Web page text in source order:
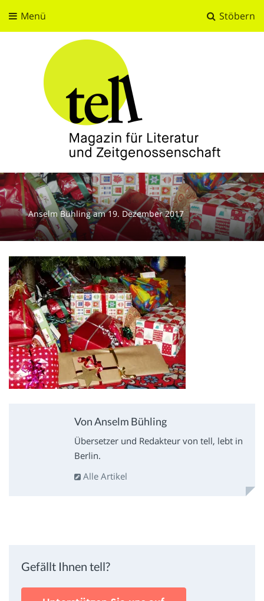
Stöbern
Menü
tell
Magazin für Literatur und Zeitgenossenschaft
Anselm Bühlingam 19. Dezember 2017
Von Anselm Bühling
Übersetzer und Redakteur von tell, lebt in
Berlin.
Alle Artikel
Gefällt Ihnen tell?